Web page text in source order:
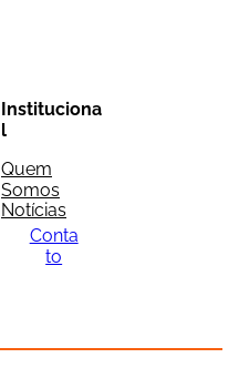
Instituciona
l
Quem
Somos
Notícias
Conta
to